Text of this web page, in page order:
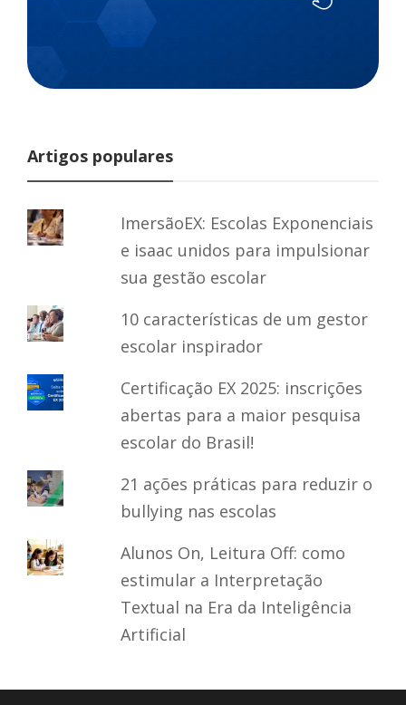
Artigos populares
ImersãoEX: Escolas Exponenciais
e isaac unidos para impulsionar
sua gestão escolar
10 características de um gestor
escolar inspirador
Certificação EX 2025: inscrições
abertas para a maior pesquisa
escolar do Brasil!
21 ações práticas para reduzir o
bullying nas escolas
Alunos On, Leitura Off: como
estimular a Interpretação
Textual na Era da Inteligência
Artificial